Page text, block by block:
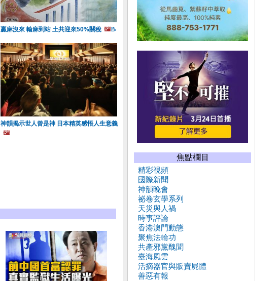
贏麻沒來 輸麻到站 土共迎來50%關稅 🖼️📝
神韻揭示世人曾是神 日本精英感悟人生意義
🖼️
焦點欄目
精彩視頻
國際新聞
神韻晚會
祕卷玄學系列
天災與人禍
時事評論
香港澳門動態
聚焦法輪功
共產邪黨醜聞
臺海風雲
活摘器官與販賣屍體
善惡有報